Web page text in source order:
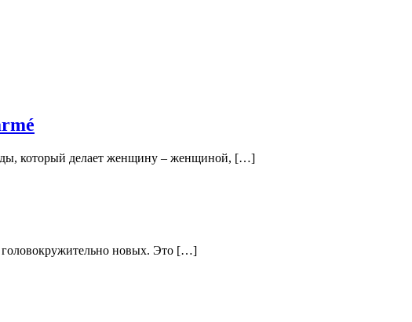
который делает женщину – женщиной, […]
головокружительно новых. Это […]